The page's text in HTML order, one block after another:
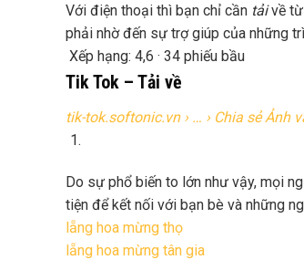
Với điện thoại thì bạn chỉ cần tảivề từ
phải nhờ đến sự trợ giúp của những
Xếp hạng: 4,6 · ‎34 phiếu bầu
Tik Tok – Tải về
tik-tok.softonic.vn› … › Chia sẻ Ảnh
Do sự phổ biến to lớn như vậy, mọi
tiện để kết nối với bạn bè và những
lẵng hoa mừng thọ
lẵng hoa mừng tân gia